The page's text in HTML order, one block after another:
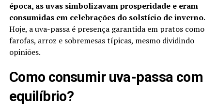
época, as uvas simbolizavam prosperidade e eram
consumidas em celebrações do solstício de inverno.
Hoje, a uva-passa é presença garantida em pratos como
farofas, arroz e sobremesas típicas, mesmo dividindo
opiniões.
Como consumir uva-passa com
equilíbrio?